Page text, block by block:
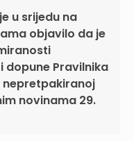
u srijedu na
objavilo da je
dopune Pravilnika
novinama 29.